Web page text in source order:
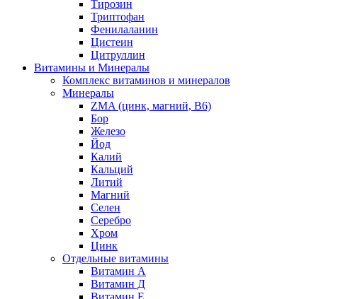
Тирозин
Триптофан
Фенилаланин
Цистеин
Цитруллин
Витамины и Минералы
Комплекс витаминов и минералов
Минералы
ZMA (цинк, магний, В6)
Бор
Железо
Йод
Калий
Кальций
Литий
Магний
Селен
Серебро
Хром
Цинк
Отдельные витамины
Витамин А
Витамин Д
Витамин Е